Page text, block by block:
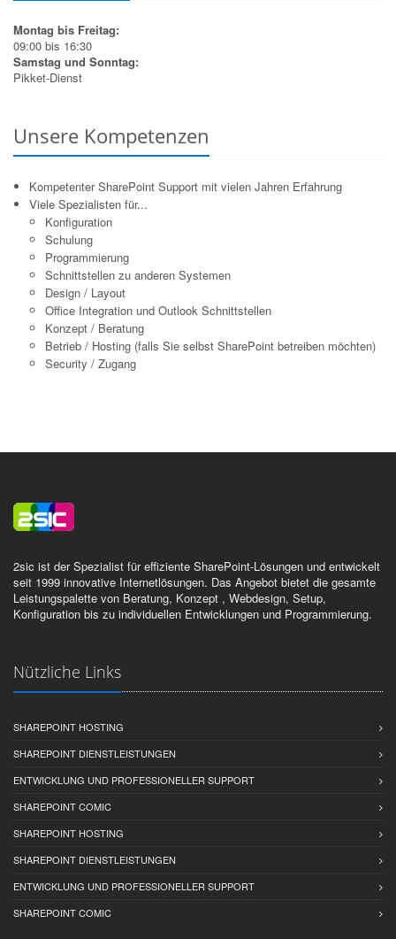
Montag bis Freitag:
09:00 bis 16:30
Samstag und Sonntag:
Pikket-Dienst
Unsere Kompetenzen
Kompetenter SharePoint Support mit vielen Jahren Erfahrung
Viele Spezialisten für...
Konfiguration
Schulung
Programmierung
Schnittstellen zu anderen Systemen
Design / Layout
Office Integration und Outlook Schnittstellen
Konzept / Beratung
Betrieb / Hosting (falls Sie selbst SharePoint betreiben möchten)
Security / Zugang
2sic ist der Spezialist für effiziente SharePoint-Lösungen und entwickelt
seit 1999 innovative Internetlösungen. Das Angebot bietet die gesamte
Leistungspalette von Beratung, Konzept , Webdesign, Setup,
Konfiguration bis zu individuellen Entwicklungen und Programmierung.
Nützliche Links
SHAREPOINT HOSTING
SHAREPOINT DIENSTLEISTUNGEN
ENTWICKLUNG UND PROFESSIONELLER SUPPORT
SHAREPOINT COMIC
SHAREPOINT HOSTING
SHAREPOINT DIENSTLEISTUNGEN
ENTWICKLUNG UND PROFESSIONELLER SUPPORT
SHAREPOINT COMIC